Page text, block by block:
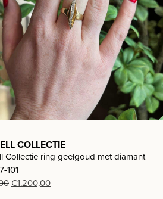
COLLECTIE
Collectie ring geelgoud met diamant
101
Oorspronkelijke
€1.200,00Huidige